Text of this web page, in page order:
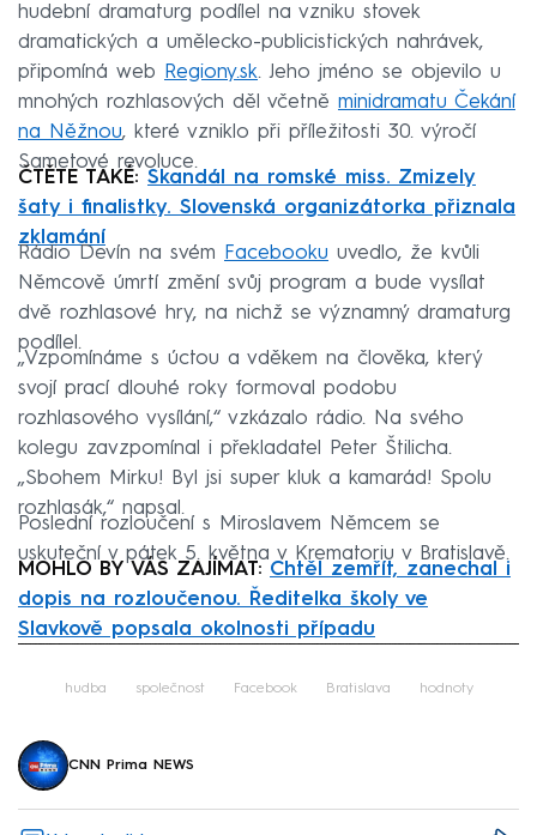
hudební dramaturg podílel na vzniku stovek
dramatických a umělecko-publicistických nahrávek,
připomíná web
Regiony.sk. Jeho jméno se objevilo u
mnohých rozhlasových děl včetně minidramatu Čekání
na Něžnou, které vzniklo při příležitosti 30. výročí
Sametové revoluce.
ČTĚTE TAKÉ: Skandál na romské miss. Zmizely
šaty i finalistky. Slovenská organizátorka přiznala
zklamání
Rádio Devín na svém Facebooku uvedlo, že kvůli
Němcově úmrtí změní svůj program a bude vysílat
dvě rozhlasové hry, na nichž se významný dramaturg
podílel.
„Vzpomínáme s úctou a vděkem na člověka, který
svojí prací dlouhé roky formoval podobu
rozhlasového vysílání,“ vzkázalo rádio. Na svého
kolegu zavzpomínal i překladatel Peter Štilicha.
„Sbohem Mirku! Byl jsi super kluk a kamarád! Spolu
rozhlasák,“ napsal.
Poslední rozloučení s Miroslavem Němcem se
uskuteční v pátek 5. května v Krematoriu v Bratislavě.
MOHLO BY VÁS ZAJÍMAT: Chtěl zemřít, zanechal i
dopis na rozloučenou. Ředitelka školy ve
Slavkově popsala okolnosti případu
hudba společnost Facebook Bratislava hodnoty
CNN Prima NEWS